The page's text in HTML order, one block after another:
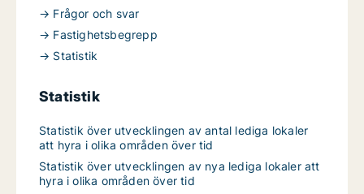
→ Frågor och svar
→ Fastighetsbegrepp
→ Statistik
Statistik
Statistik över utvecklingen av antal lediga lokaler
att hyra i olika områden över tid
Statistik över utvecklingen av nya lediga lokaler att
hyra i olika områden över tid